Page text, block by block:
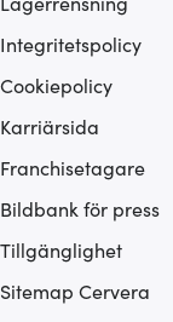
Integritetspolicy
Cookiepolicy
Karriärsida
Franchisetagare
Bildbank för press
Tillgänglighet
Sitemap Cervera